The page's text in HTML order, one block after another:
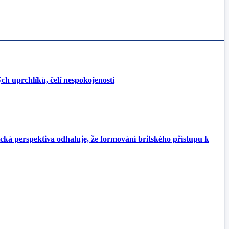
uprchlíků, čelí nespokojenosti
perspektiva odhaluje, že formování britského přístupu k